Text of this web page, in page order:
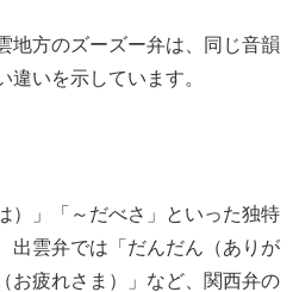
地方のズーズー弁は、同じ音韻
違いを示しています。
）」「～だべさ」といった独特
出雲弁では「だんだん（ありが
お疲れさま）」など、関西弁の